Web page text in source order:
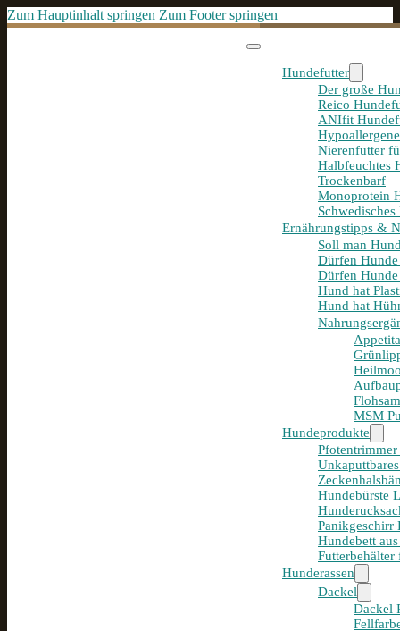
Zum Hauptinhalt springen Zum Footer springen
Hundefutter
Der große
Reico
ANIfit
Nierenfutter
Halbfeuchtes
Trockenbarf
Monoprotein
Ernährungstipps &
Soll man
Dürfen
Dürfen Hunde
Hund hat
Hund hat
MSM
Hundeprodukte
Hundebürste
Panikgeschirr
Hundebett
Hunderassen
Dackel
Dackel